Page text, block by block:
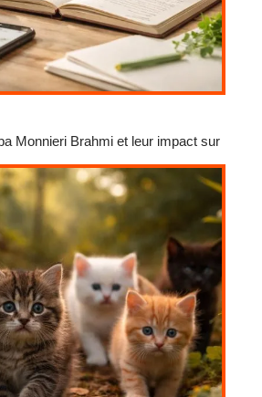
Monnieri Brahmi et leur impact sur